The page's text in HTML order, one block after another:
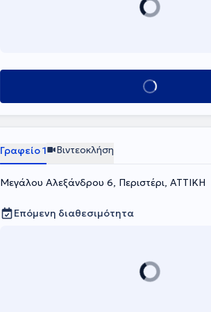
Κλείσε ραντεβού
Γραφείο 1 Βιντεοκλήση
Μεγάλου Αλεξάνδρου 6, Περιστέρι, ΑΤΤΙΚΗ
Επόμενη διαθεσιμότητα